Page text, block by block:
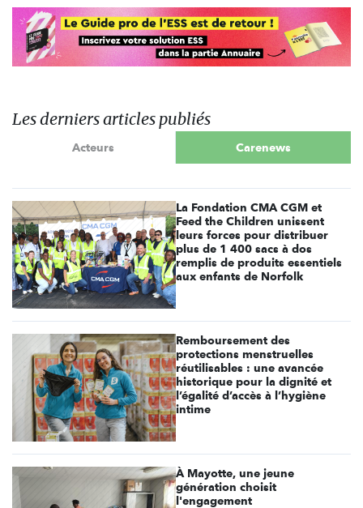
Les derniers articles publiés
Acteurs Carenews
La Fondation CMA CGM et
Feed the Children unissent
leurs forces pour distribuer
plus de 1 400 sacs à dos
remplis de produits essentiels
aux enfants de Norfolk
Remboursement des
protections menstruelles
réutilisables : une avancée
historique pour la dignité et
l’égalité d’accès à l’hygiène
intime
À Mayotte, une jeune
génération choisit
l'engagement